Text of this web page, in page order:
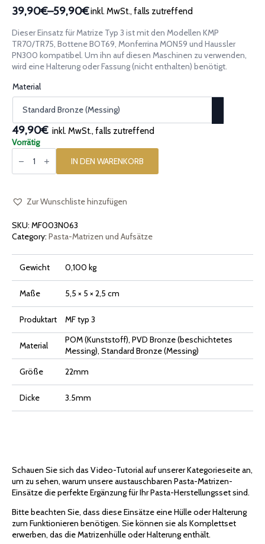
39,90€–59,90€
Preisspanne:
39,90€
bis
59,90€
inkl. MwSt., falls zutreffend
Dieser Einsatz für Matrize Typ 3 ist mit den Modellen KMP
TR70/TR75, Bottene BOT69, Monferrina MON59 und Haussler
PN300 kompatibel. Um ihn auf diesen Maschinen zu verwenden,
wird eine Halterung oder Fassung (nicht enthalten) benötigt.
Material
49,90€ inkl. MwSt., falls zutreffend
Vorrätig
Pasta-
Einsatz
3]
Gallo
IN DEN WARENKORB
Zur Wunschliste hinzufügen
SKU: MF003N063
Category: Pasta-Matrizen und Aufsätze
Gewicht 0,100 kg
Maße 5,5 × 5 × 2,5 cm
Produktart MF typ 3
Material
POM (Kunststoff), PVD Bronze (beschichtetes
Messing), Standard Bronze (Messing)
Größe
22mm
Dicke 3.5mm
Schauen Sie sich das Video-Tutorial auf unserer Kategorieseite an,
um zu sehen, warum unsere austauschbaren Pasta-Matrizen-
Einsätze die perfekte Ergänzung für Ihr Pasta-Herstellungsset sind.
Bitte beachten Sie, dass diese Einsätze eine Hülle oder Halterung
zum Funktionieren benötigen. Sie können sie als Komplettset
erwerben, das die Matrizenhülle oder Halterung enthält.